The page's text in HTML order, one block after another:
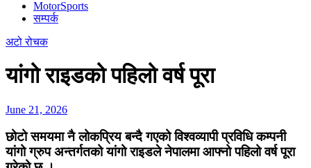
MotorSports
सम्पर्क
अटो रोचक
यांगो राइडको पहिलो वर्ष पूरा
June 21, 2026
छोटो समयमा नै लोकप्रिय बन्दै गएको विश्वव्यापी प्रविधि कम्पनी
यांगो ग्रुप अन्तर्गतको यांगो राइडले नेपालमा आफ्नो पहिलो वर्ष पूरा